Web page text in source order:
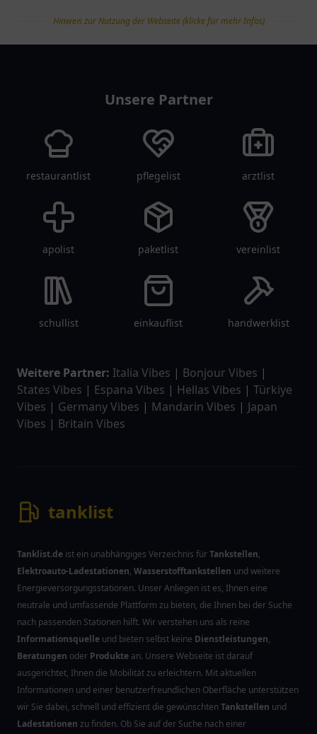
Hinweis zur Nutzung der Webseite (klicke für mehr Infos)
Unsere Partner
restaurantlist pflegelist arztlist
apolist paketlist vereinlist
schullist einkauflist handwerklist
Weitere Partner: Italia Vibes | Bonjour Vibes |
States Vibes | Espana Vibes | Hellas Vibes | Türkiye
Vibes | Germany Vibes | Mandarin Vibes | Japan
Vibes | Britain Vibes
tanklist
Tanklist.de ist ein unabhängiges Verzeichnis fürTankstellen,
Elektroauto-Ladestationen, Wasserstofftankstellen und weitere
Energieversorgungsstationen. Unser Anliegen ist es, Ihnen eine
neutrale und umfassende Plattform zu bieten, die Ihnen bei der Suche
nach passenden Stationen hilft. Wir verstehen uns als reine
Informationsquelle und bieten selbst keine Dienstleistungen,
Beratungen oder Produkte an. Unsere Webseite ist darauf
ausgerichtet, Ihnen die Mobilität zu erleichtern. Mit aktuellen
Informationen und einer benutzerfreundlichen Oberfläche unterstützen
wir Sie dabei, schnell und effizient die gewünschtenTankstellen und
Ladestationen zu finden. Ob Sie auf der Suche nach einer